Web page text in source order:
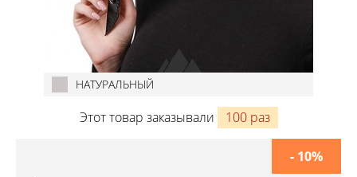
НАТУРАЛЬНЫЙ
Этот товар заказывали 100 раз
- 10%